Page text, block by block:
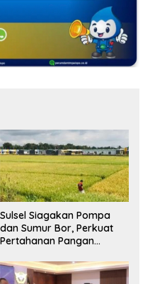
Sulsel Siagakan Pompa
dan Sumur Bor, Perkuat
Pertahanan Pangan
Ekstrem